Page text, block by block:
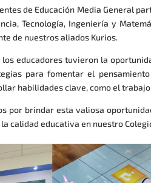
de Educación Media General
Tecnología, Ingeniería y
de nuestros aliados Kurios.
educadores tuvieron la
para fomentar el
habilidades clave, como el
por brindar esta valiosa
calidad educativa en nuestro